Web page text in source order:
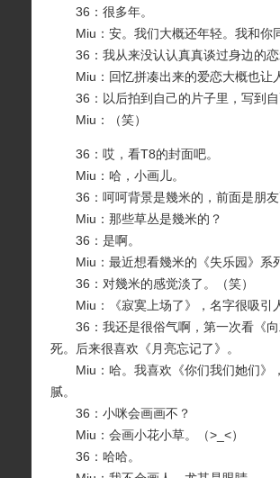
36：很多年。
Miu：安。我们大概还年轻。我和你同
36：我从来没认认真真谈过身边的恋
Miu：回忆拼凑出来的爱恋大概也让人
36：以后拍到自己的片子里，写到自
Miu：（笑）
36：哎，看T8的封面吧。
Miu：哈，小画儿。
36：呵呵背景是幾米的，前面是朋友
Miu：那些草丛是幾米的？
36：是啊。
Miu：最近想看幾米的《失乐园》系列
36：对幾米的感觉淡了。（笑）
Miu：《寂寞上场了》，名字很吸引人
36：我还是很俗气啊，第一次看《向
死。后来很喜欢《月亮忘记了》。
Miu：哈。我喜欢《你们我们她们》
腻。
36：小咪会画画不？
Miu：会画小花小草。（>_<）
36：哈哈。